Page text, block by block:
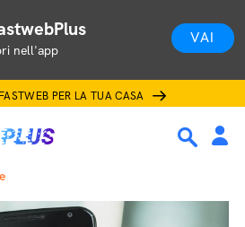
nell'app
VAI
PER LA TUA CASA